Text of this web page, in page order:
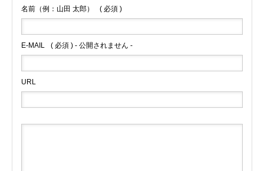
名前（例：山田 太郎） ( 必須 )
E-MAIL ( 必須 ) - 公開されません -
URL